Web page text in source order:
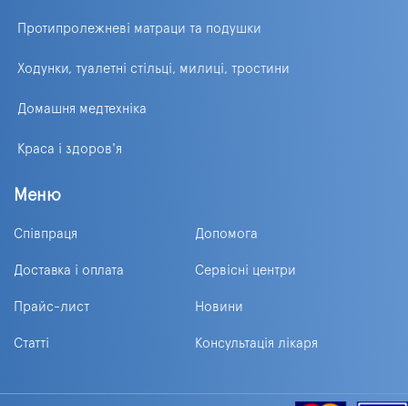
Протипролежневі матраци та подушки
Ходунки, туалетні стільці, милиці, тростини
Домашня медтехніка
Краса і здоров'я
Меню
Співпраця Допомога
Доставка і оплата Сервісні центри
Прайс-лист Новини
Статті Консультація лікаря